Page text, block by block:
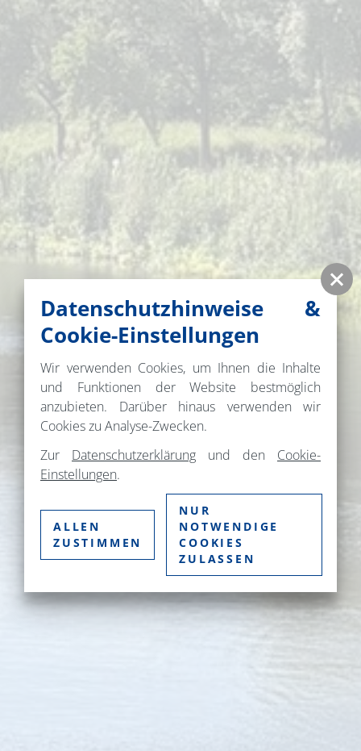
Datenschutzhinweise &
Cookie-Einstellungen
Wir verwenden Cookies, um Ihnen die Inhalte
und Funktionen der Website bestmöglich
anzubieten. Darüber hinaus verwenden wir
Cookies zu Analyse-Zwecken.
Zur Datenschutzerklärung und den Cookie-
Einstellungen.
ALLEN
ZUSTIMMEN
NUR
NOTWENDIGE
COOKIES
ZULASSEN